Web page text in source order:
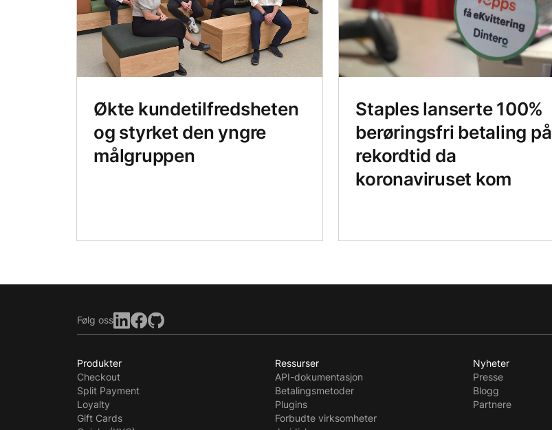
Økte kundetilfredsheten
og styrket den yngre
målgruppen
Staples lanserte 100%
berøringsfri betaling på
rekordtid da
koronaviruset kom
Følg oss
Produkter
Checkout
Split Payment
Loyalty
Gift Cards
Ressurser
API-dokumentasjon
Betalingsmetoder
Plugins
Forbudte virksomheter
Nyheter
Presse
Blogg
Partnere